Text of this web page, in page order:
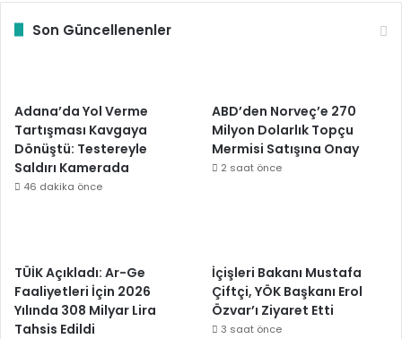
Son Güncellenenler
Adana’da Yol Verme
Tartışması Kavgaya
Dönüştü: Testereyle
Saldırı Kamerada
46 dakika önce
ABD’den Norveç’e 270
Milyon Dolarlık Topçu
Mermisi Satışına Onay
2 saat önce
TÜİK Açıkladı: Ar-Ge
Faaliyetleri İçin 2026
Yılında 308 Milyar Lira
Tahsis Edildi
İçişleri Bakanı Mustafa
Çiftçi, YÖK Başkanı Erol
Özvar’ı Ziyaret Etti
3 saat önce